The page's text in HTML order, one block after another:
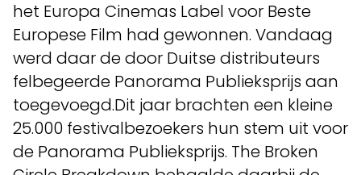
het Europa Cinemas Label voor Beste
Europese Film had gewonnen. Vandaag
werd daar de door Duitse distributeurs
felbegeerde Panorama Publieksprijs aan
toegevoegd.Dit jaar brachten een kleine
25.000 festivalbezoekers hun stem uit voor
de Panorama Publieksprijs. The Broken